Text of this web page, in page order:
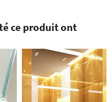
ce produit ont